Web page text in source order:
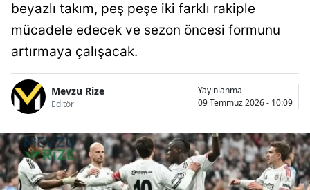
beyazlı takım, peş peşe iki farklı rakiple
mücadele edecek ve sezon öncesi formunu
artırmaya çalışacak.
Mevzu Rize
Editör
Yayınlanma
09 Temmuz 2026 - 10:09